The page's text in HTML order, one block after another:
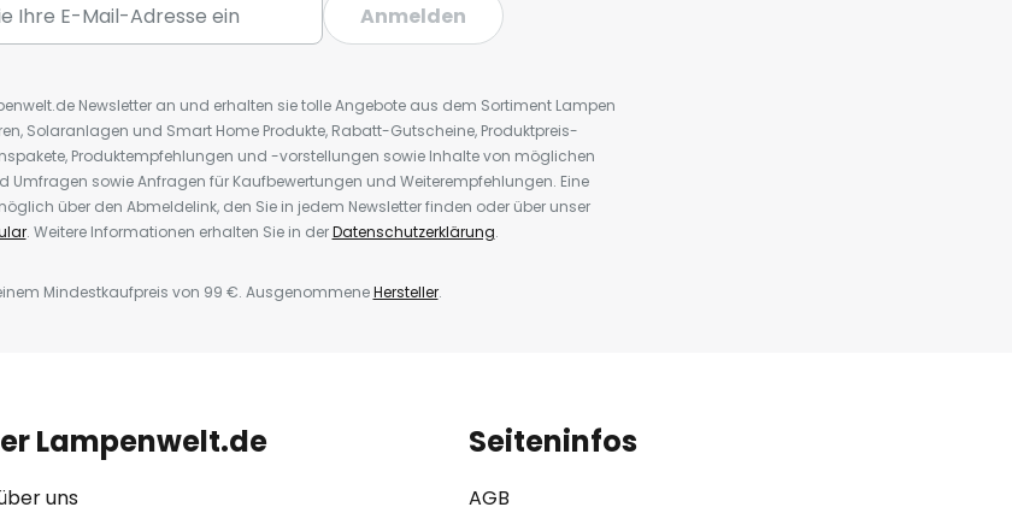
Anmelden
Newsletter an und erhalten sie tolle Angebote aus dem Sortiment Lampen
Solaranlagen und Smart Home Produkte, Rabatt-Gutscheine, Produktpreis-
Produktempfehlungen und -vorstellungen sowie Inhalte von möglichen
Umfragen sowie Anfragen für Kaufbewertungen und Weiterempfehlungen. Eine
über den Abmeldelink, den Sie in jedem Newsletter finden oder über unser
. Weitere Informationen erhalten Sie in derDatenschutzerklärung.
Mindestkaufpreis von 99 €. AusgenommeneHersteller.
Lampenwelt.de
uns
Seiteninfos
AGB